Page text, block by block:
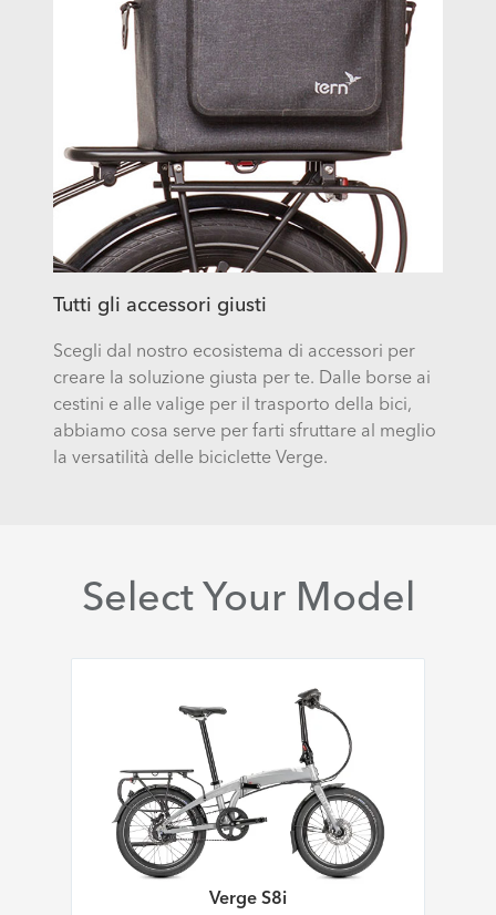
Tutti gli accessori giusti
Scegli dal nostro ecosistema di accessori per
creare la soluzione giusta per te. Dalle borse ai
cestini e alle valige per il trasporto della bici,
abbiamo cosa serve per farti sfruttare al meglio
la versatilità delle biciclette Verge.
Select Your Model
Verge S8i